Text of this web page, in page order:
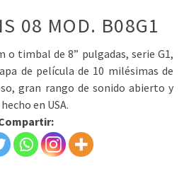
08 MOD. B08G1
o timbal de 8” pulgadas, serie G1,
de película de 10 milésimas de
gran rango de sonido abierto y
en USA.